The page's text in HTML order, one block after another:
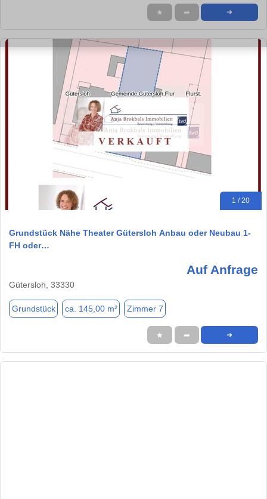
★ ➦ ➜
1 / 20
Grundstück Nähe Theater Gütersloh Anbau oder Neubau 1-
FH oder…
Auf Anfrage
Gütersloh, 33330
Grundstück ca. 145,00 m² Zimmer 7
★ ➦ ➜